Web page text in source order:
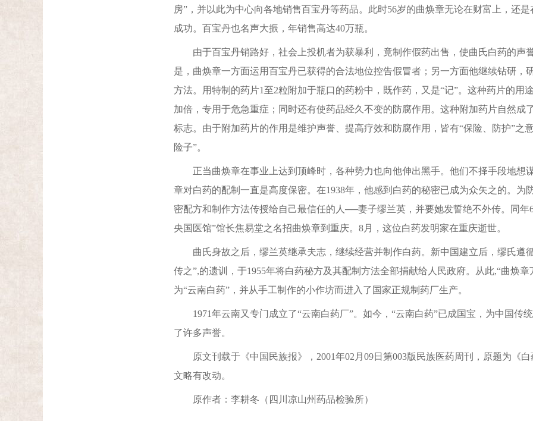
房”，并以此为中心向各地销售百宝丹等药品。此时56岁的曲焕章无论在财富上，还
成功。百宝丹也名声大振，年销售高达40万瓶。
由于百宝丹销路好，社会上投机者为获暴利，竟制作假药出售，使曲氏白药的声
是，曲焕章一方面运用百宝丹已获得的合法地位控告假冒者；另一方面他继续钻研，
方法。用特制的药片1至2粒附加于瓶口的药粉中，既作药，又是“记”。这种药片的用
加倍，专用于危急重症；同时还有使药品经久不变的防腐作用。这种附加药片自然成
标志。由于附加药片的作用是维护声誉、提高疗效和防腐作用，皆有“保险、防护”之
险子”。
正当曲焕章在事业上达到顶峰时，各种势力也向他伸出黑手。他们不择手段地想
章对白药的配制一直是高度保密。在1938年，他感到白药的秘密已成为众矢之的。为
密配方和制作方法传授给自己最信任的人──妻子缪兰英，并要她发誓绝不外传。同年
央国医馆”馆长焦易堂之名招曲焕章到重庆。8月，这位白药发明家在重庆逝世。
曲氏身故之后，缪兰英继承夫志，继续经营并制作白药。新中国建立后，缪氏遵
传之”,的遗训，于1955年将白药秘方及其配制方法全部捐献给人民政府。从此,“曲焕
为“云南白药”，并从手工制作的小作坊而进入了国家正规制药厂生产。
1971年云南又专门成立了“云南白药厂”。如今，“云南白药”已成国宝，为中国传
了许多声誉。
原文刊载于《中国民族报》，2001年02月09日第003版民族医药周刊，原题为《白
文略有改动。
原作者：李耕冬（四川凉山州药品检验所）